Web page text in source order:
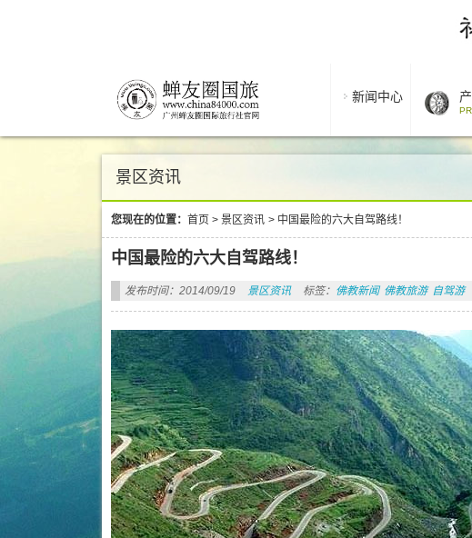
新闻中心
景区资讯
您现在的位置： 首页 > 景区资讯 > 中国最险的六大自驾路线！
中国最险的六大自驾路线！
发布时间：2014/09/19 景区资讯 标签： 佛教新闻 佛教旅游 自驾游